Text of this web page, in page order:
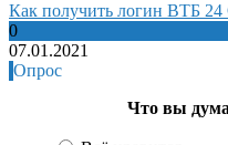
Как получить логин ВТБ
0
07.01.2021
Опрос
Что вы